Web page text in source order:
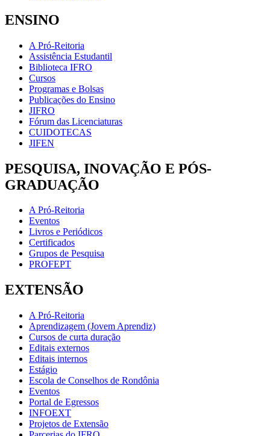
ENSINO
A Pró-Reitoria
Assistência Estudantil
Biblioteca IFRO
Cursos
Programas e Bolsas
Publicações do Ensino
JIFRO
Fórum das Licenciaturas
CUIDOTECAS
JIFEN
PESQUISA, INOVAÇÃO E PÓS-
GRADUAÇÃO
A Pró-Reitoria
Eventos
Livros e Periódicos
Certificados
Grupos de Pesquisa
PROFEPT
EXTENSÃO
A Pró-Reitoria
Aprendizagem (Jovem Aprendiz)
Cursos de curta duração
Editais externos
Editais internos
Estágio
Escola de Conselhos de Rondônia
Eventos
Portal de Egressos
INFOEXT
Projetos de Extensão